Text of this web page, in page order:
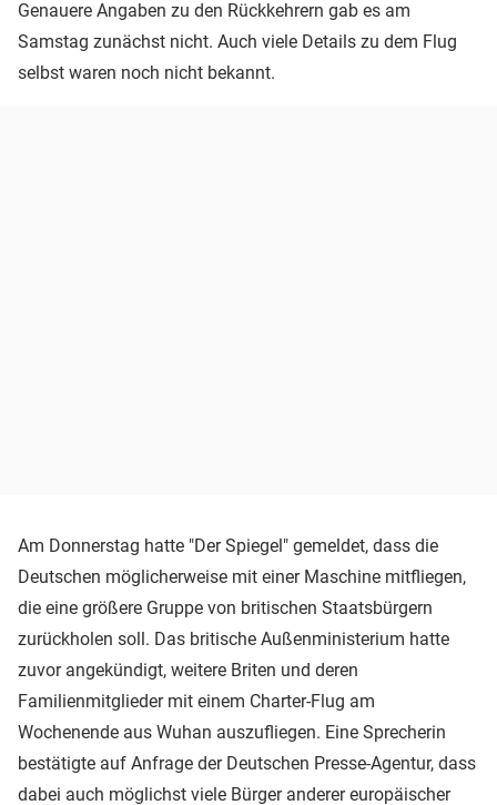
Genauere Angaben zu den Rückkehrern gab es am
Samstag zunächst nicht. Auch viele Details zu dem Flug
selbst waren noch nicht bekannt.
Am Donnerstag hatte "Der Spiegel" gemeldet, dass die
Deutschen möglicherweise mit einer Maschine mitfliegen,
die eine größere Gruppe von britischen Staatsbürgern
zurückholen soll. Das britische Außenministerium hatte
zuvor angekündigt, weitere Briten und deren
Familienmitglieder mit einem Charter-Flug am
Wochenende aus Wuhan auszufliegen. Eine Sprecherin
bestätigte auf Anfrage der Deutschen Presse-Agentur, dass
dabei auch möglichst viele Bürger anderer europäischer